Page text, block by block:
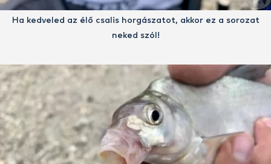
Ha kedveled az élő csalis horgászatot, akkor ez a sorozat
neked szól!